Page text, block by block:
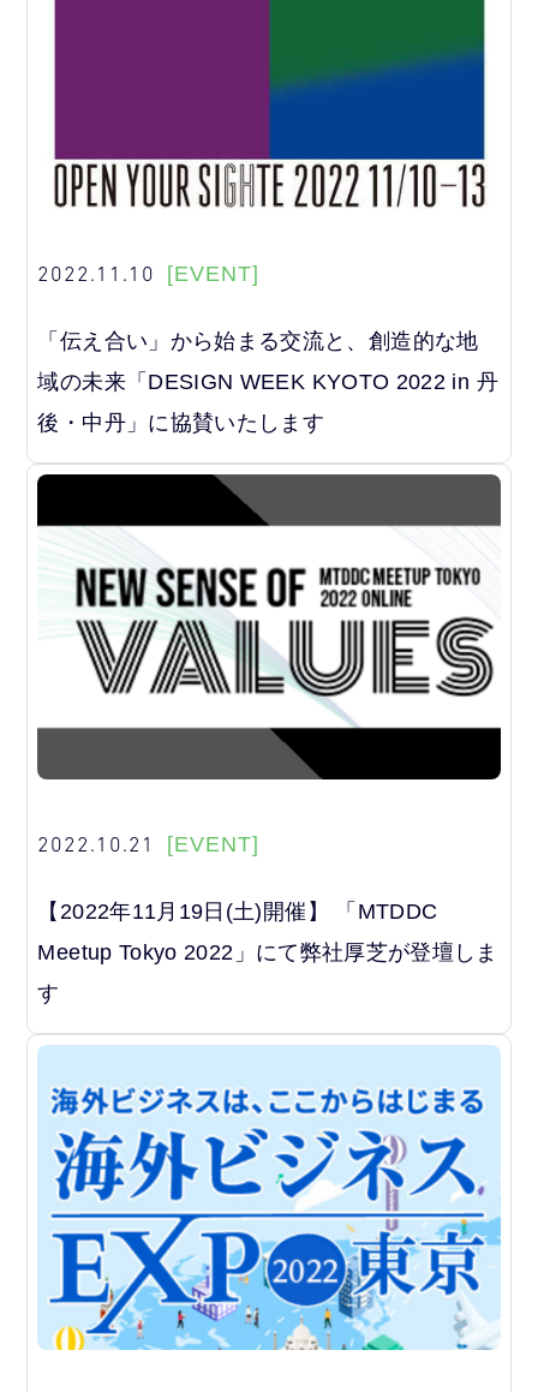
2022.11.10 [EVENT]
「伝え合い」から始まる交流と、創造的な地
域の未来「DESIGN WEEK KYOTO 2022 in 丹
後・中丹」に協賛いたします
2022.10.21 [EVENT]
【2022年11月19日(土)開催】 「MTDDC
Meetup Tokyo 2022」にて弊社厚芝が登壇しま
す